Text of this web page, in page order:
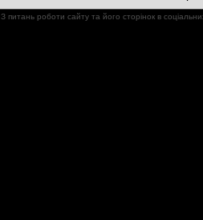
З питань роботи сайту та його сторінок в